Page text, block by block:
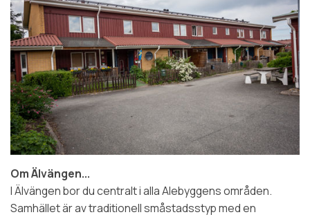
Om Älvängen...
I Älvängen bor du centralt i alla Alebyggens områden.
Samhället är av traditionell småstadsstyp med en